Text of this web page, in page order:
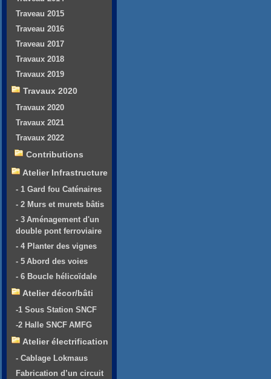
Traveau 2015
Traveau 2016
Traveau 2017
Travaux 2018
Travaux 2019
Travaux 2020
Travaux 2020
Travaux 2021
Travaux 2022
Contributions
Atelier Infrastructure
- 1 Gard fou Caténaires
- 2 Murs et murets bâtis
- 3 Aménagement d'un
double pont ferroviaire
- 4 Planter des vignes
- 5 Abord des voies
- 6 Boucle hélicoïdale
Atelier décor/bâti
-1 Sous Station SNCF
-2 Halle SNCF AMFG
Atelier électrification
- Cablage Lokmaus
Fabrication d’un circuit